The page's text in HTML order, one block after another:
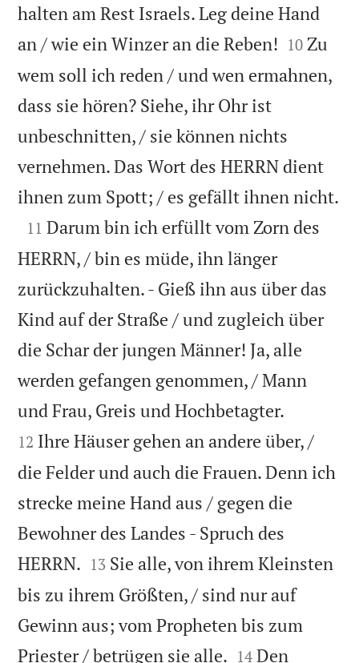
halten am Rest Israels. Leg deine Hand
an / wie ein Winzer an die Reben! 

10 Zu
wem soll ich reden / und wen ermahnen,
dass sie hören? Siehe, ihr Ohr ist
unbeschnitten, / sie können nichts
vernehmen. Das Wort des HERRN dient
ihnen zum Spott; / es gefällt ihnen nicht.

11 Darum bin ich erfüllt vom Zorn des
HERRN, / bin es müde, ihn länger
zurückzuhalten. - Gieß ihn aus über das
Kind auf der Straße / und zugleich über
die Schar der jungen Männer! Ja, alle
werden gefangen genommen, / Mann
und Frau, Greis und Hochbetagter.
12 Ihre Häuser gehen an andere über, /
die Felder und auch die Frauen. Denn ich
strecke meine Hand aus / gegen die
Bewohner des Landes - Spruch des
HERRN. 

13 Sie alle, von ihrem Kleinsten
bis zu ihrem Größten, / sind nur auf
Gewinn aus; vom Propheten bis zum
Priester / betrügen sie alle. 

14 Den